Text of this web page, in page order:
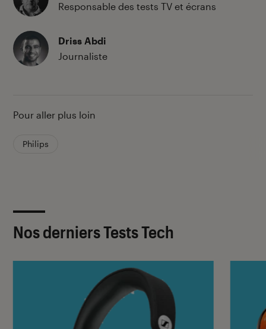
Responsable des tests TV et écrans
Driss Abdi
Journaliste
Pour aller plus loin
Philips
Nos derniers Tests Tech